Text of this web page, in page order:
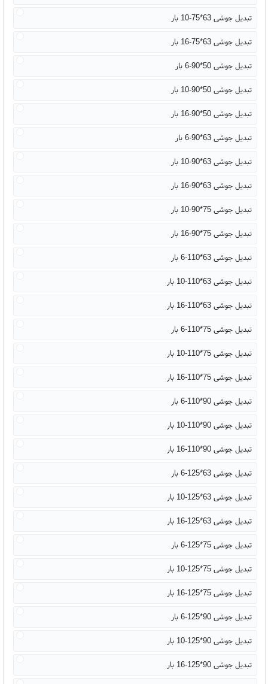
تبدیل جوشی 63*75-10 بار
تبدیل جوشی 63*75-16 بار
تبدیل جوشی 50*90-6 بار
تبدیل جوشی 50*90-10 بار
تبدیل جوشی 50*90-16 بار
تبدیل جوشی 63*90-6 بار
تبدیل جوشی 63*90-10 بار
تبدیل جوشی 63*90-16 بار
تبدیل جوشی 75*90-10 بار
تبدیل جوشی 75*90-16 بار
تبدیل جوشی 63*110-6 بار
تبدیل جوشی 63*110-10 بار
تبدیل جوشی 63*110-16 بار
تبدیل جوشی 75*110-6 بار
تبدیل جوشی 75*110-10 بار
تبدیل جوشی 75*110-16 بار
تبدیل جوشی 90*110-6 بار
تبدیل جوشی 90*110-10 بار
تبدیل جوشی 90*110-16 بار
تبدیل جوشی 63*125-6 بار
تبدیل جوشی 63*125-10 بار
تبدیل جوشی 63*125-16 بار
تبدیل جوشی 75*125-6 بار
تبدیل جوشی 75*125-10 بار
تبدیل جوشی 75*125-16 بار
تبدیل جوشی 90*125-6 بار
تبدیل جوشی 90*125-10 بار
تبدیل جوشی 90*125-16 بار